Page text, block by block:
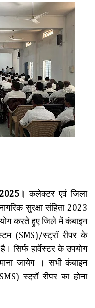
2025।कलेक्टर एवं जिला
सुरक्षा संहिता 2023
करते हुए जिले में कंबाइन
(SMS)/स्ट्रॉ रीपर के
सिर्फ हार्वेस्टर के उपयोग
जायेग । सभी कंबाइन
स्ट्रॉ रीपर का होना